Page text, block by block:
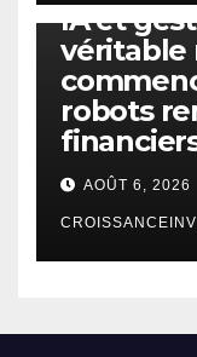
IA et
véritable
robots
AOÛT 6, 2026